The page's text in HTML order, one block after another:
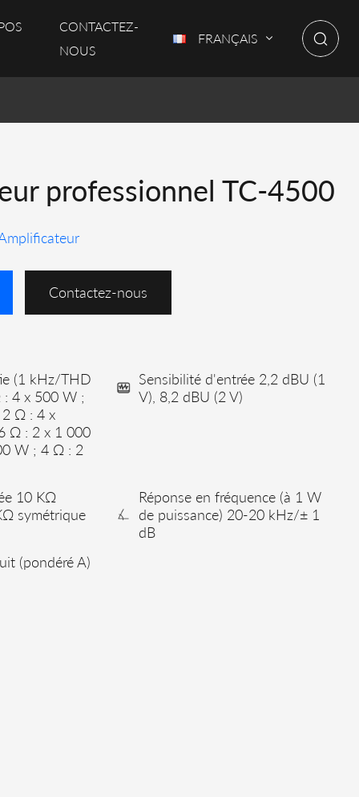
CONTACTEZ-
NOUS
FRANÇAIS
professionnel TC-4500
Contactez-nous
(1 kHz/THD
4 x 500 W ;
Ω : 4 x
Ω : 2 x 1 000
W ; 4 Ω : 2
Sensibilité d'entrée 2,2 dBU (1
V), 8,2 dBU (2 V)
10 KΩ
symétrique
Réponse en fréquence (à 1 W
de puissance) 20-20 kHz/± 1
dB
(pondéré A)